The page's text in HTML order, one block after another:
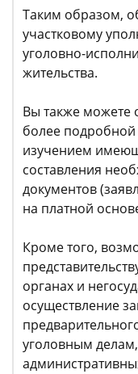
Таким образом,
участковому
уголовно-
жительства.
Вы также можете
более подробной
изучением
составления
документов
на платной
Кроме того,
органах и
осуществление
уголовным